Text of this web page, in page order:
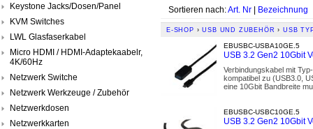
Keystone Jacks/Dosen/Panel
KVM Switches
LWL Glasfaserkabel
Micro HDMI / HDMI-Adaptekaabelr,
4K/60Hz
Netzwerk Switche
Netzwerk Werkzeuge / Zubehör
Netzwerkdosen
Netzwerkkarten
Sortieren nach:Art. Nr | Bezeichnung
E-SHOP › USB UND ZUBEHÖR › USB
EBUSBC-USBA10GE.5
USB 3.2 Gen2 10Gbit
Verbindungskabel mit
kompatibel zu (USB3.0,
eine 10Gbit Bandbreite
EBUSBC-USBC10GE.5
USB 3.2 Gen2 10Gbit